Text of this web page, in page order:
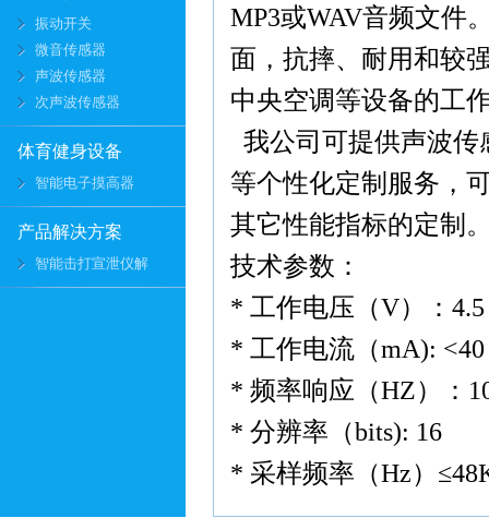
振动开关
微音传感器
声波传感器
次声波传感器
体育健身设备
智能电子摸高器
产品解决方案
智能击打宣泄仪解
MP3或WAV音频文件
面，抗摔、耐用和较
中央空调等设备的工
我公司可提供声波
等个性化定制服务，
其它性能指标的定制
技术参数：
* 工作电压（V）：4.5
* 工作电流（mA): <40
* 频率响应（HZ）：
* 分辨率（bits): 16
* 采样频率（Hz）